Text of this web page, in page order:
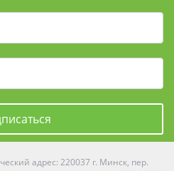
адрес: 220037 г. Минск, пер.